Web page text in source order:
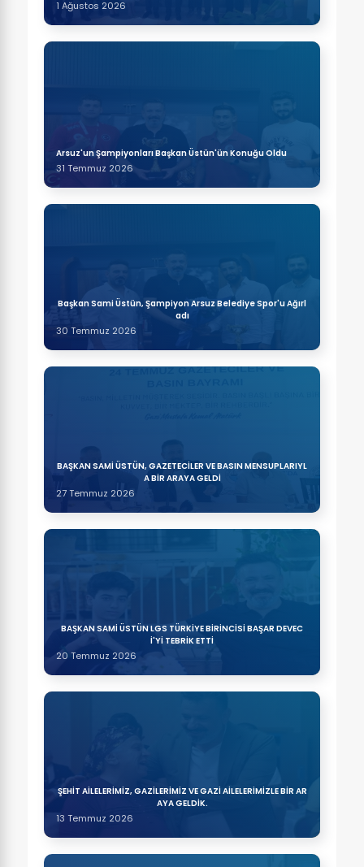
1 Ağustos 2026
Arsuz'un Şampiyonları Başkan Üstün'ün Konuğu Oldu
31 Temmuz 2026
Başkan Sami Üstün, Şampiyon Arsuz Belediye Spor'u Ağırl
adı
30 Temmuz 2026
BAŞKAN SAMİ ÜSTÜN, GAZETECİLER VE BASIN MENSUPLARIYL
A BİR ARAYA GELDİ
27 Temmuz 2026
BAŞKAN SAMİ ÜSTÜN LGS TÜRKİYE BİRİNCİSİ BAŞAR DEVEC
İ'Yİ TEBRİK ETTİ
20 Temmuz 2026
ŞEHİT AİLELERİMİZ, GAZİLERİMİZ VE GAZİ AİLELERİMİZLE BİR AR
AYA GELDİK.
13 Temmuz 2026